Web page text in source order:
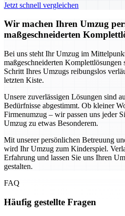
Jetzt schnell vergleichen
Wir machen Ihren Umzug
maßgeschneiderten
Bei uns steht Ihr Umzug im
maßgeschneiderten Komplettlösungen
Schritt Ihres Umzugs reibungslos
letzten Kiste.
Unsere zuverlässigen Lösungen sind
Bedürfnisse abgestimmt. Ob kleiner
Firmenumzug – wir passen uns jeder
Umzug zu etwas Besonderem.
Mit unserer persönlichen Betreuung
wird Ihr Umzug zum Kinderspiel.
Erfahrung und lassen Sie uns Ihren
gestalten.
FAQ
Häufig gestellte Fragen